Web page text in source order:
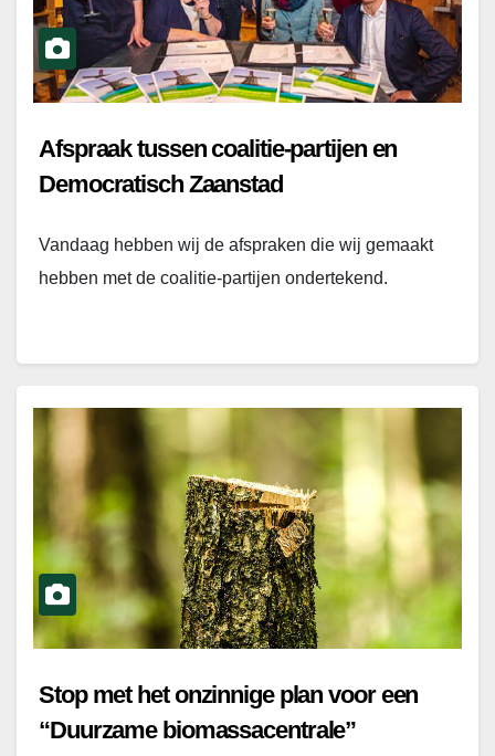
Afspraak tussen coalitie-partijen en
Democratisch Zaanstad
Vandaag hebben wij de afspraken die wij gemaakt
hebben met de coalitie-partijen ondertekend.
Stop met het onzinnige plan voor een
“Duurzame biomassacentrale”